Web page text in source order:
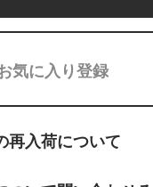
気に入り登録
再入荷について